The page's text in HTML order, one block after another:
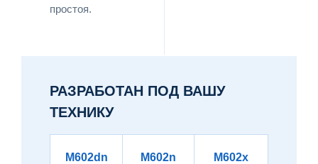
простоя.
РАЗРАБОТАН ПОД ВАШУ
ТЕХНИКУ
M602dn M602n M602x